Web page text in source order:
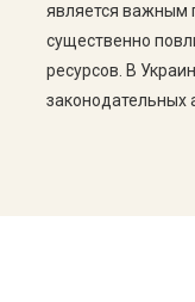
является важным
существенно
ресурсов. В
законодательных
такое целевое